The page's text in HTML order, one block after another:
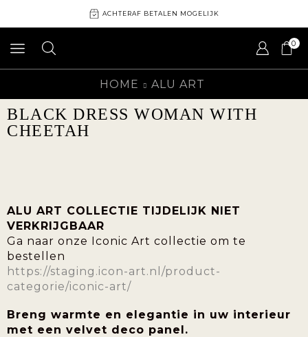
ACHTERAF BETALEN MOGELIJK
0
HOME ALU ART
BLACK DRESS WOMAN WITH
CHEETAH
ALU ART COLLECTIE TIJDELIJK NIET
VERKRIJGBAAR
Ga naar onze Iconic Art collectie om te
bestellen
https://staging.icon-art.nl/product-
categorie/iconic-art/
Breng warmte en elegantie in uw interieur
met een velvet deco panel.